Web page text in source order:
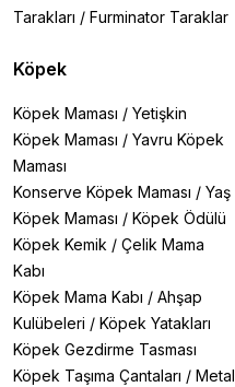
Tarakları / Furminator Taraklar
Köpek
Köpek Maması / Yetişkin
Köpek Maması / Yavru Köpek
Maması
Konserve Köpek Maması / Yaş
Köpek Maması / Köpek Ödülü
Köpek Kemik / Çelik Mama
Kabı
Köpek Mama Kabı / Ahşap
Kulübeleri / Köpek Yatakları
Köpek Gezdirme Tasması
Köpek Taşıma Çantaları / Metal